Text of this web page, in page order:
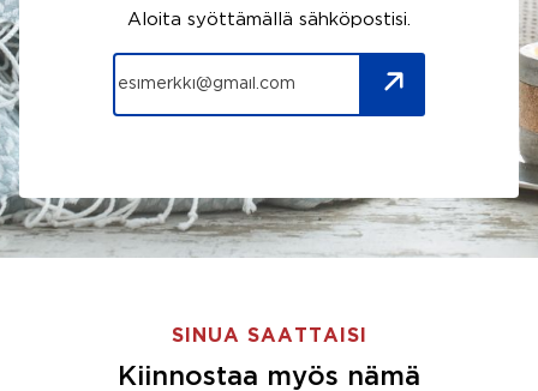
Aloita syöttämällä sähköpostisi.
SINUA SAATTAISI
Kiinnostaa myös nämä